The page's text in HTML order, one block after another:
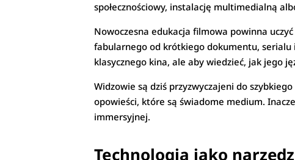
społecznościowy, instalację multimedialną
Nowoczesna edukacja filmowa powinna
fabularnego od krótkiego dokumentu,
klasycznego kina, ale aby wiedzieć, jak jego
Widzowie są dziś przyzwyczajeni do
opowieści, które są świadome medium.
immersyjnej.
Technologia jako